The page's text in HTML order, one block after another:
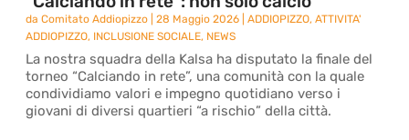
daComitato Addiopizzo |28 Maggio 2026 |ADDIOPIZZO,ATTIVITA'
ADDIOPIZZO, INCLUSIONE SOCIALE, NEWS
La nostra squadra della Kalsa ha disputato la finale del
torneo “Calciando in rete”, una comunità con la quale
condividiamo valori e impegno quotidiano verso i
giovani di diversi quartieri “a rischio” della città.